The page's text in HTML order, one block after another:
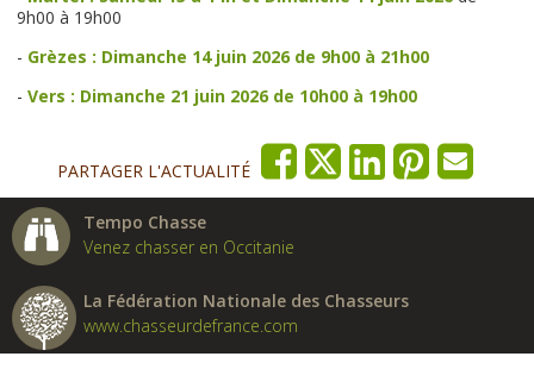
9h00 à 19h00
- Grèzes : Dimanche 14 juin 2026 de 9h00 à 21h00
-Vers : Dimanche 21 juin 2026 de 10h00 à 19h00
PARTAGER L'ACTUALITÉ
Tempo Chasse
Venez chasser en Occitanie
La Fédération Nationale des Chasseurs
www.chasseurdefrance.com